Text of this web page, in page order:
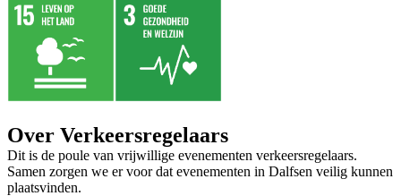
Over Verkeersregelaars
Dit is de poule van vrijwillige evenementen verkeersregelaars.
Samen zorgen we er voor dat evenementen in Dalfsen veilig kunnen
plaatsvinden.